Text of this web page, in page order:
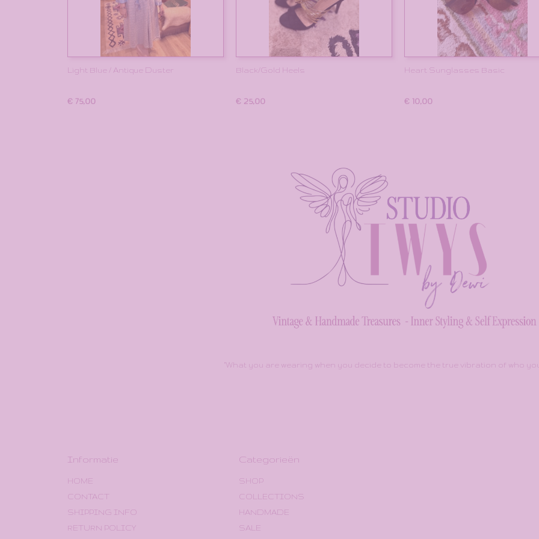
Light Blue / Antique Duster
€ 75,00
Black/Gold Heels
€ 25,00
Heart Sunglasses Basic
€ 10,00
"What you are wearing when you decide to become the true vibration of who
Informatie
HOME
CONTACT
SHIPPING INFO
RETURN POLICY
Categorieën
SHOP
COLLECTIONS
HANDMADE
SALE